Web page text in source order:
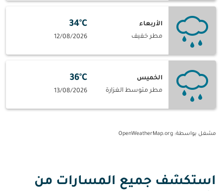
الأربعاء
مطر خفيف
34°C
12/08/2026
الخميس
مطر متوسط الغزارة
36°C
13/08/2026
مشغل بواسطة: OpenWeatherMap.org
استكشف جميع المسارات من